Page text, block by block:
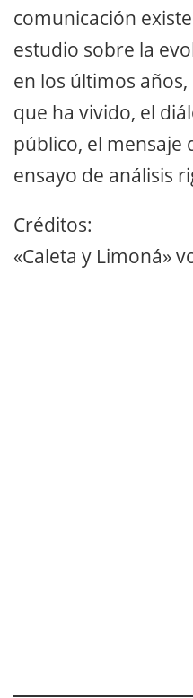
comunicación
estudio sobre la
en los últimos
que ha vivido, el
público, el mensaje
ensayo de análisis
Créditos:
«Caleta y Limoná»